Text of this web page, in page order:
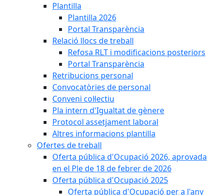
Plantilla
Plantilla 2026
Portal Transparència
Relació llocs de treball
Refosa RLT i modificacions posteriors
Portal Transparència
Retribucions personal
Convocatòries de personal
Conveni col·lectiu
Pla intern d'Igualtat de gènere
Protocol assetjament laboral
Altres informacions plantilla
Ofertes de treball
Oferta pública d'Ocupació 2026, aprovada
en el Ple de 18 de febrer de 2026
Oferta pública d'Ocupació 2025
Oferta pública d'Ocupació per a l'any